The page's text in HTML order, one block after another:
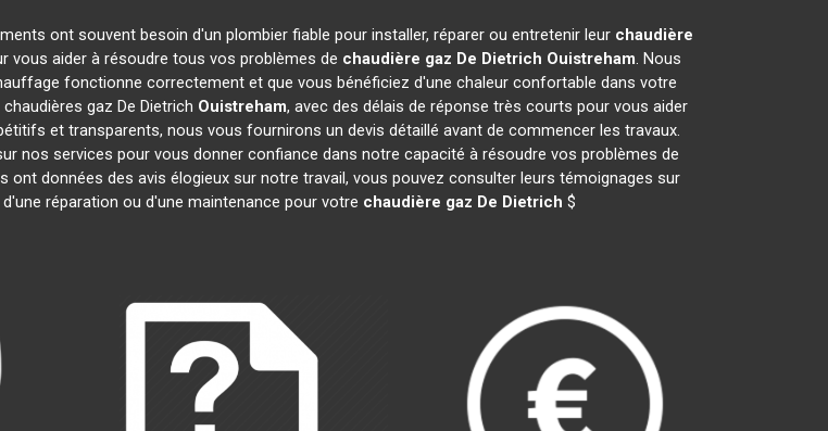
ont souvent besoin d'un plombier fiable pour installer, réparer ou entretenir leur chaudière
vous aider à résoudre tous vos problèmes de chaudière gaz De Dietrich Ouistreham. Nous
fonctionne correctement et que vous bénéficiez d'une chaleur confortable dans votre
gaz De Dietrich Ouistreham, avec des délais de réponse très courts pour vous aider
et transparents, nous vous fournirons un devis détaillé avant de commencer les travaux.
nos services pour vous donner confiance dans notre capacité à résoudre vos problèmes de
ont données des avis élogieux sur notre travail, vous pouvez consulter leurs témoignages sur
réparation ou d'une maintenance pour votre chaudière gaz De Dietrich $